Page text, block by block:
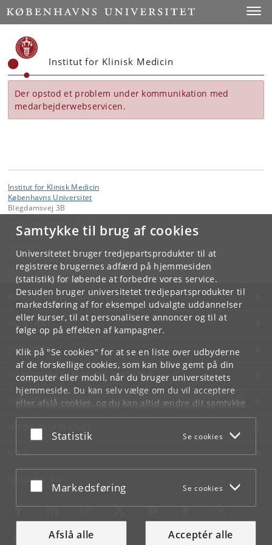
Samtykke til brug af cookies
Universitetet bruger tredjepartsprodukter til at
registrere brugernes adfærd på hjemmesiden
(statistik) for løbende at forbedre vores service.
Desuden bruger universitetet tredjepartsprodukter til
markedsføring af for eksempel udvalgte uddannelser
eller kurser, til at personalisere annoncer og til at
følge op på effekten af kampagner.
Klik på "Se cookies" for at se en liste over udbyderne
af de forskellige cookies, som kan blive gemt på din
computer eller mobil, når du bruger universitetets
hjemmeside. Du kan selv vælge om du vil acceptere
eller afslå cookies, og du kan altid ændre dit samtykke
underCookie- og privatlivspolitiksom du finder i
bunden af hver side.
Acceptér eller afslå
Statistik Se cookies
Acceptér eller afslå
Markedsføring Se cookies
Afslå alle Acceptér alle
Start
Institut for Klinisk Medicin
Der opstod et problem under kommunikation med
medarbejderwebservicen.
Institut for Klinisk Medicin
Københavns Universitet
Blegdamsvej 3B
Institut for Klinisk Medicin
KØBENHAVNS UNIVERSITET
KONTAKT
SERVICES
FOR STUDERENDE OG ANSATTE
JOB OG KARRIERE
NØDSITUATIONER
WEB
MØD KU PÅ